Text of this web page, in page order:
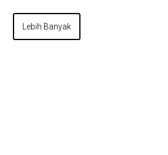
Lebih Banyak